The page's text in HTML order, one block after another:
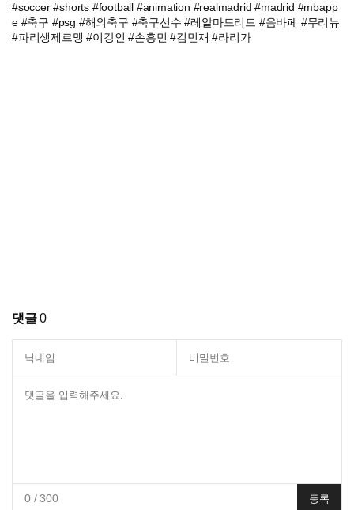
#soccer #shorts #football #animation #realmadrid #madrid #mbapp
e #축구 #psg #해외축구 #축구선수 #레알마드리드 #음바페 #무리뉴
#파리생제르맹 #이강인 #손흥민 #김민재 #라리가
댓글0
0/ 300 등록